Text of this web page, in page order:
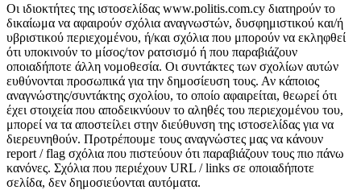
Οι ιδιοκτήτες της ιστοσελίδας www.politis.com.cy διατηρούν το
δικαίωμα να αφαιρούν σχόλια αναγνωστών, δυσφημιστικού και/ή
υβριστικού περιεχομένου, ή/και σχόλια που μπορούν να εκληφθεί
ότι υποκινούν το μίσος/τον ρατσισμό ή που παραβιάζουν
οποιαδήποτε άλλη νομοθεσία. Οι συντάκτες των σχολίων αυτών
ευθύνονται προσωπικά για την δημοσίευση τους. Αν κάποιος
αναγνώστης/συντάκτης σχολίου, το οποίο αφαιρείται, θεωρεί ότι
έχει στοιχεία που αποδεικνύουν το αληθές του περιεχομένου του,
μπορεί να τα αποστείλει στην διεύθυνση της ιστοσελίδας για να
διερευνηθούν. Προτρέπουμε τους αναγνώστες μας να κάνουν
report / flag σχόλια που πιστεύουν ότι παραβιάζουν τους πιο πάνω
κανόνες. Σχόλια που περιέχουν URL / links σε οποιαδήποτε
σελίδα, δεν δημοσιεύονται αυτόματα.